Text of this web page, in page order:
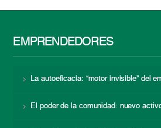
EMPRENDEDORES
La autoeficacia: “motor invisible” del
El poder de la comunidad: nuevo